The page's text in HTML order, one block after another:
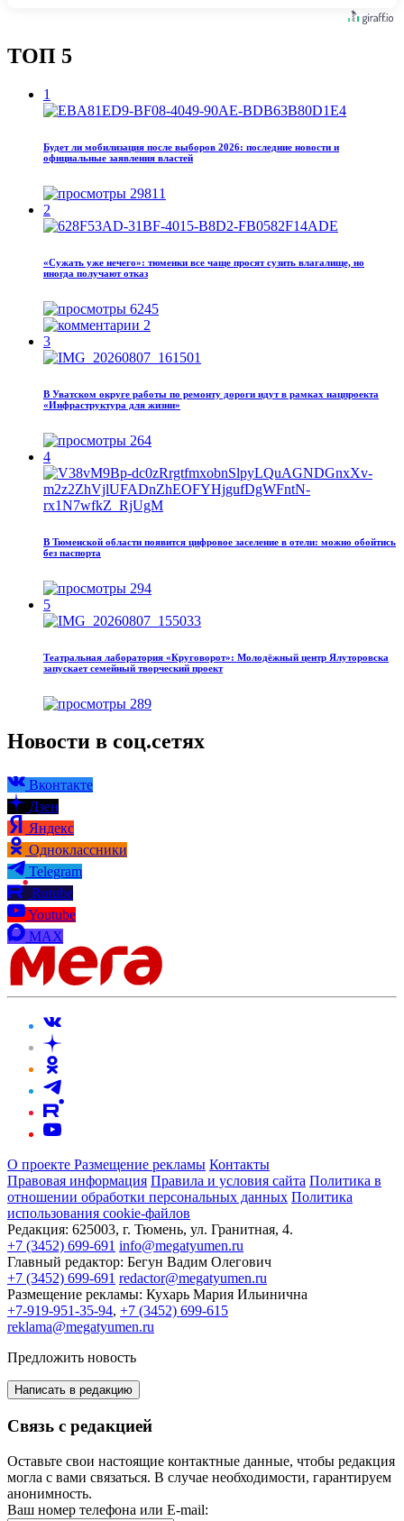
ТОП 5
1
Будет ли мобилизация после выборов 2026: последние новости и
официальные заявления властей
29811
2
«Сужать уже нечего»: тюменки все чаще просят сузить влагалище, но
иногда получают отказ
6245
2
3
В Уватском округе работы по ремонту дороги идут в рамках нацпроекта
«Инфраструктура для жизни»
264
4
В Тюменской области появится цифровое заселение в отели: можно обойтись
без паспорта
294
5
Театральная лаборатория «Круговорот»: Молодёжный центр Ялуторовска
запускает семейный творческий проект
289
Новости в соц.сетях
Вконтакте
Дзен
Яндекс
Одноклассники
Telegram
Rutube
Youtube
MAX
О проекте Размещение рекламы Контакты
Правовая информация Правила и условия сайта Политика в
отношении обработки персональных данных Политика
использования cookie-файлов
Редакция: 625003, г. Тюмень, ул. Гранитная, 4.
+7 (3452) 699-691 info@megatyumen.ru
Главный редактор: Бегун Вадим Олегович
+7 (3452) 699-691 redactor@megatyumen.ru
Размещение рекламы: Кухарь Мария Ильинична
+7-919-951-35-94, +7 (3452) 699-615
reklama@megatyumen.ru
Предложить новость
Написать в редакцию
Связь с редакцией
Оставьте свои настоящие контактные данные, чтобы редакция
могла с вами связаться. В случае необходимости, гарантируем
анонимность.
Ваш номер телефона или E-mail: